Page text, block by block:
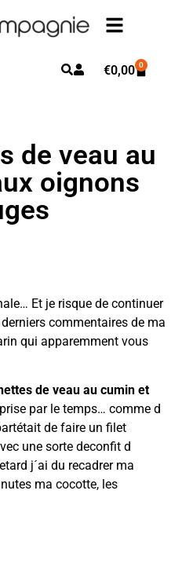
€0,00 0
de veau au
oignons
Et je risque de continuer
commentaires de ma
qui apparemment vous
de veau au cumin et
prise par le temps… comme d
de faire un filet
une sorte deconfit d
j´ai du recadrer ma
ma cocotte, les